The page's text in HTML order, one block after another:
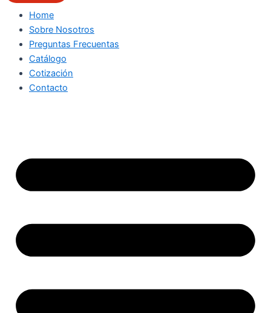
Home
Sobre Nosotros
Preguntas Frecuentas
Catálogo
Cotización
Contacto